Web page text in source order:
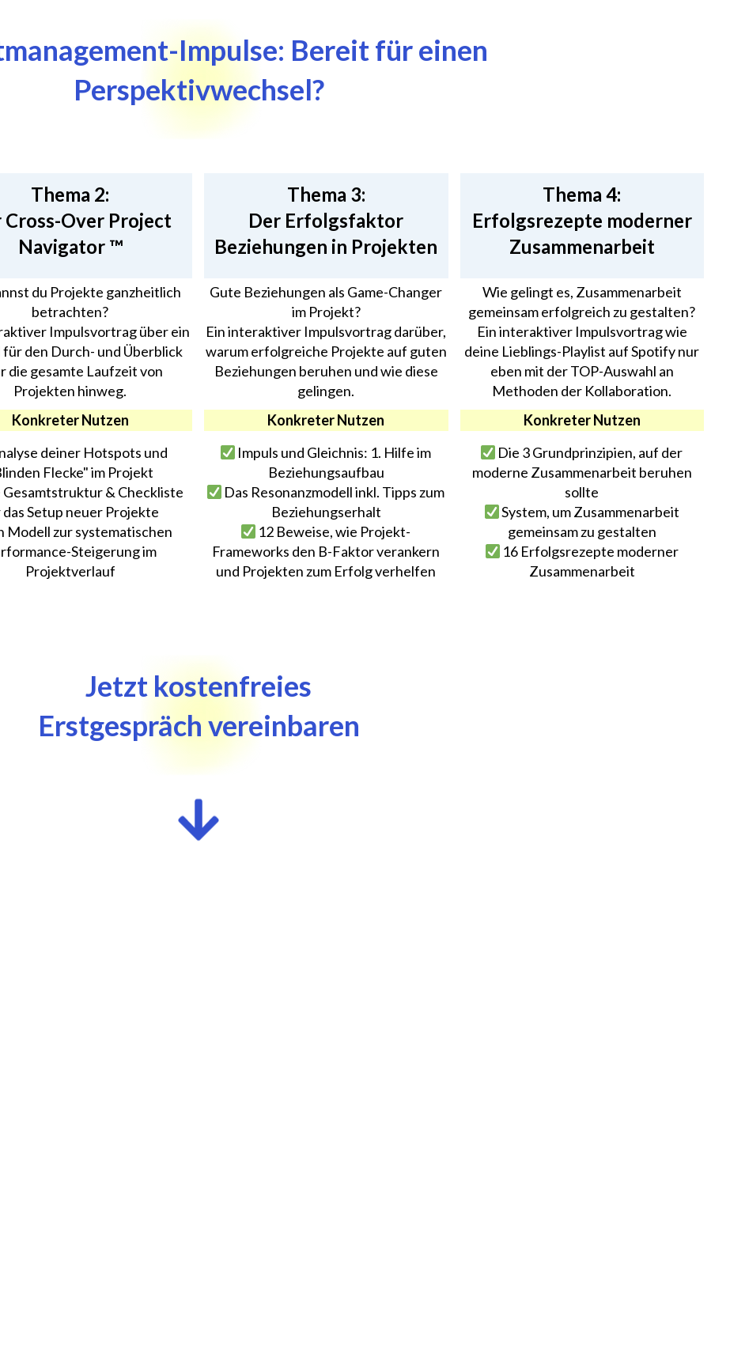
Impulse: Bereit für einen
Perspektivwechsel?
Thema 2:
Cross-Over Project
Navigator ™
du Projekte ganzheitlich
betrachten?
Impulsvortrag über ein
für den Durch- und Überblick
die gesamte Laufzeit von
Projekten hinweg.
Konkreter Nutzen
deiner Hotspots und
Flecke" im Projekt
Gesamtstruktur & Checkliste
Setup neuer Projekte
Modell zur systematischen
Steigerung im
Projektverlauf
Thema 3:
Der Erfolgsfaktor
Beziehungen in Projekten
Gute Beziehungen als Game-Changer
im Projekt?
Ein interaktiver Impulsvortrag darüber,
warum erfolgreiche Projekte auf guten
Beziehungen beruhen und wie diese
gelingen.
Konkreter Nutzen
Impuls und Gleichnis: 1. Hilfe im
Beziehungsaufbau
Das Resonanzmodell inkl. Tipps zum
Beziehungserhalt
12 Beweise, wie Projekt-
Frameworks den B-Faktor verankern
und Projekten zum Erfolg verhelfen
Thema 4:
Erfolgsrezepte moderner
Zusammenarbeit
Wie gelingt es, Zusammenarbeit
gemeinsam erfolgreich zu gestalten?
Ein interaktiver Impulsvortrag wie
deine Lieblings-Playlist auf Spotify nur
eben mit der TOP-Auswahl an
Methoden der Kollaboration.
Konkreter Nutzen
Die 3 Grundprinzipien, auf der
moderne Zusammenarbeit beruhen
sollte
System, um Zusammenarbeit
gemeinsam zu gestalten
16 Erfolgsrezepte moderner
Zusammenarbeit
Jetzt kostenfreies
Erstgespräch vereinbaren